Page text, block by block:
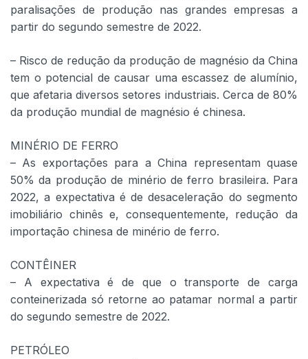
paralisações de produção nas grandes empresas a
partir do segundo semestre de 2022.
– Risco de redução da produção de magnésio da China
tem o potencial de causar uma escassez de alumínio,
que afetaria diversos setores industriais. Cerca de 80%
da produção mundial de magnésio é chinesa.
MINÉRIO DE FERRO
– As exportações para a China representam quase
50% da produção de minério de ferro brasileira. Para
2022, a expectativa é de desaceleração do segmento
imobiliário chinês e, consequentemente, redução da
importação chinesa de minério de ferro.
CONTÊINER
– A expectativa é de que o transporte de carga
conteinerizada só retorne ao patamar normal a partir
do segundo semestre de 2022.
PETRÓLEO